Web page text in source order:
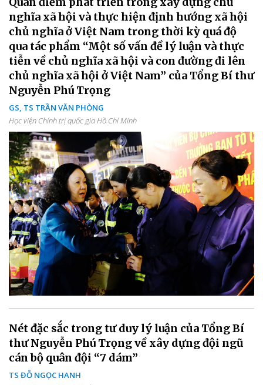
nghĩa xã hội và thực hiện định hướng xã hội
chủ nghĩa ở Việt Nam trong thời kỳ quá độ
qua tác phẩm “Một số vấn đề lý luận và thực
tiễn về chủ nghĩa xã hội và con đường đi lên
chủ nghĩa xã hội ở Việt Nam” của Tổng Bí thư
Nguyễn Phú Trọng
GS, TS TRẦN VĂN PHÒNG
Học viện Chính trị quốc gia Hồ Chí Minh
Nét đặc sắc trong tư duy lý luận của Tổng Bí
thư Nguyễn Phú Trọng về xây dựng đội ngũ
cán bộ quân đội “7 dám”
TS ĐỖ NGỌC HANH